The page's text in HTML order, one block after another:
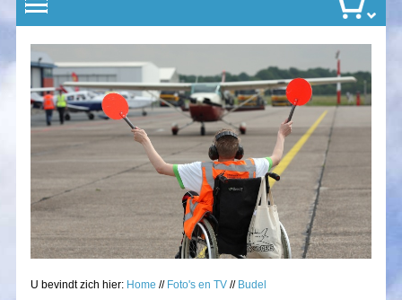
U bevindt zich hier: Home // Foto's en TV // Budel